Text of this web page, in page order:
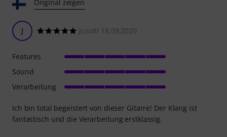
Original zeigen
J Jussiti 18.09.2020
Ich bin total begeistert von dieser Gitarre! Der Klang ist
fantastisch und die Verarbeitung erstklassig.
Features
Sound
Verarbeitung